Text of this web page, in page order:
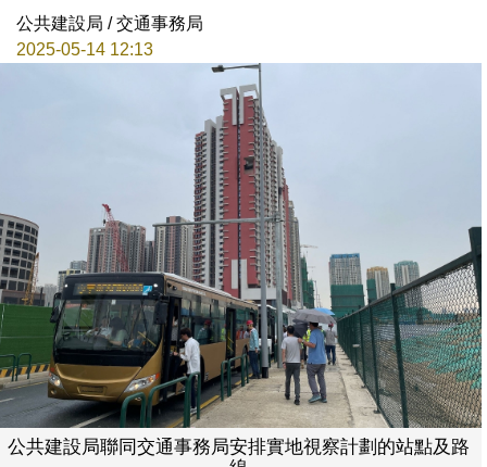
公共建設局 / 交通事務局
2025-05-14 12:13
公共建設局聯同交通事務局安排實地視察計劃的站點及路